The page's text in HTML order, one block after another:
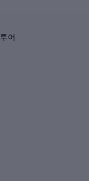
어